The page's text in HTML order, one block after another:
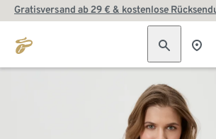
Gratisversand ab 29 € & kostenlose